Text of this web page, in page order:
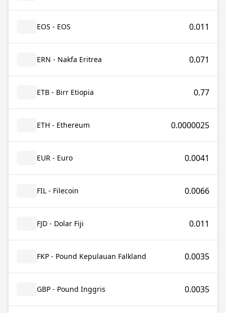
EOS - EOS 0.011
ERN - Nakfa Eritrea 0.071
ETB - Birr Etiopia 0.77
ETH - Ethereum 0.0000025
EUR - Euro 0.0041
FIL - Filecoin 0.0066
FJD - Dolar Fiji 0.011
FKP - Pound Kepulauan Falkland 0.0035
GBP - Pound Inggris 0.0035